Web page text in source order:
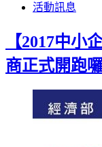
活動訊息
【2017中小
商正式開跑